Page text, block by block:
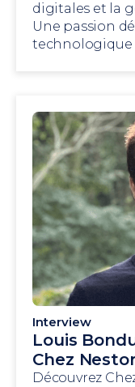
digitales et la
Une passion
technologique
Interview
Louis
Chez Nestor
Découvrez